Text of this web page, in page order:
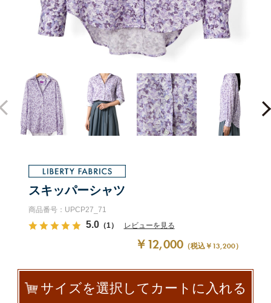
スキッパーシャツ
商品番号：UPCP27_71
5.0（1） レビューを見る
￥12,000 （税込￥13,200）
サイズを選択してカートに入れる